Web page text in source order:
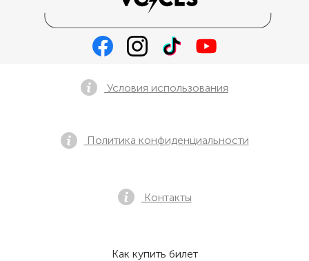
Условия использования
Политика конфиденциальности
Контакты
Как купить билет